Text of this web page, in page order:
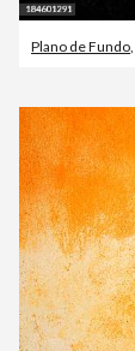
Plano de Fundo